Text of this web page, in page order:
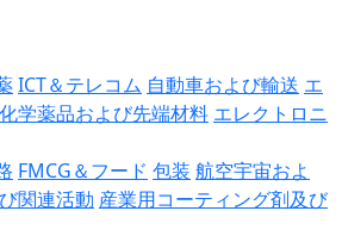
ICT＆テレコム 自動車および輸送 エ
化学薬品および先端材料 エレクトロニ
FMCG＆フード 包装 航空宇宙およ
関連活動 産業用コーティング剤及び